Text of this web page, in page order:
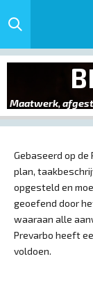
direct
de
Maatwerk,
Gebaseerd op de
plan,
opgesteld en
geoefend door
waaraan alle
Prevarbo heeft
voldoen.